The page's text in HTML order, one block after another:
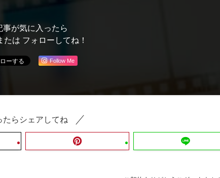
事が気に入ったら
は フォローしてね！
Follow Me
たらシェアしてね